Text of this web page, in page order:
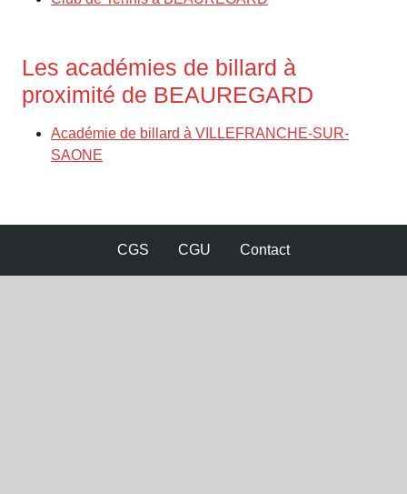
Les académies de billard à
proximité de BEAUREGARD
Académie de billard à VILLEFRANCHE-SUR-
SAONE
CGS CGU Contact